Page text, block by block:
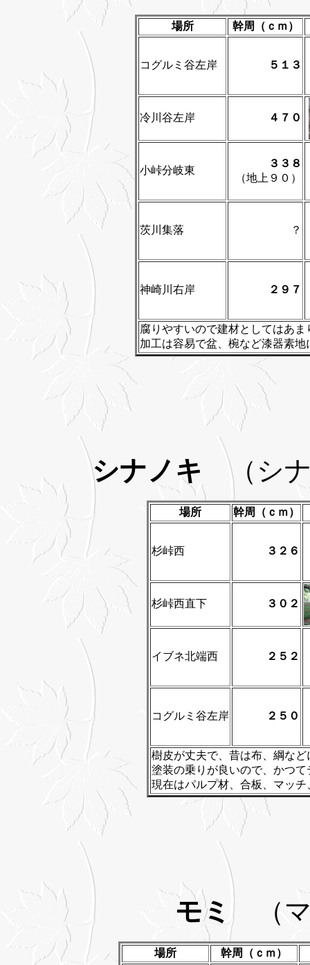
場所 幹周（ｃｍ）
コグルミ谷左岸 ５１３
冷川谷左岸 ４７０
小峠分岐東
３３８
（地上９０）
茨川集落 ？
神崎川右岸 ２９７
腐りやすいので建材としてはあ
加工は容易で盆、椀など漆器素
シナノキ （シ
場所 幹周（ｃｍ）
杉峠西 ３２６
杉峠西直下 ３０２
イブネ北端西 ２５２
コグルミ谷左岸 ２５０
樹皮が丈夫で、昔は布、綱など
塗装の乗りが良いので、かつ
現在はパルプ材、合板、マッチ
モミ （
場所 幹周（ｃｍ）